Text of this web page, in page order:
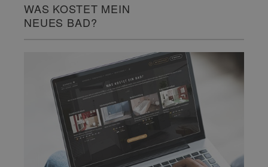
WAS KOSTET MEIN
NEUES BAD?